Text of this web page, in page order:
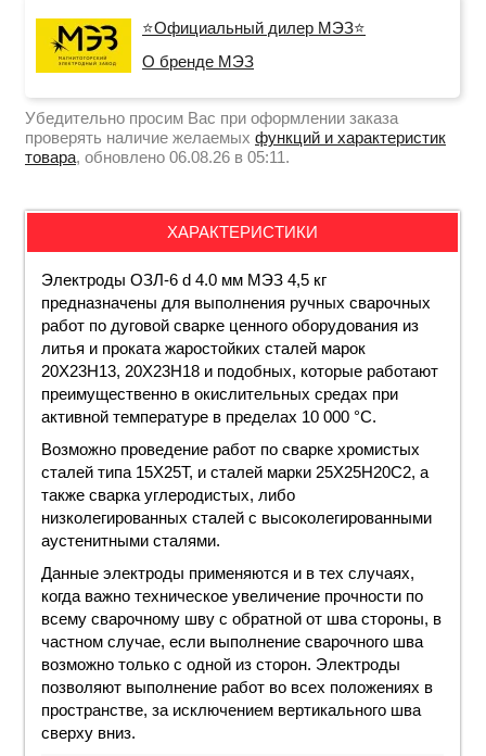
⭐Официальный дилер МЭЗ⭐
О бренде МЭЗ
Убедительно просим Вас при оформлении заказа
проверять наличие желаемых функций и характеристик
товара, обновлено 06.08.26 в 05:11.
ХАРАКТЕРИСТИКИ
Электроды ОЗЛ-6 d 4.0 мм МЭЗ 4,5 кг
предназначены для выполнения ручных сварочных
работ по дуговой сварке ценного оборудования из
литья и проката жаростойких сталей марок
20X23H13, 20X23H18 и подобных, которые работают
преимущественно в окислительных средах при
активной температуре в пределах 10 000 °С.
Возможно проведение работ по сварке хромистых
сталей типа 15X25T, и сталей марки 25X25H20C2, а
также сварка углеродистых, либо
низколегированных сталей с высоколегированными
аустенитными сталями.
Данные электроды применяются и в тех случаях,
когда важно техническое увеличение прочности по
всему сварочному шву с обратной от шва стороны, в
частном случае, если выполнение сварочного шва
возможно только с одной из сторон. Электроды
позволяют выполнение работ во всех положениях в
пространстве, за исключением вертикального шва
сверху вниз.